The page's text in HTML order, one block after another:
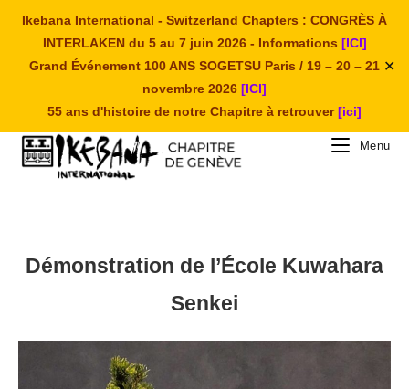
Ikebana International - Switzerland Chapters : CONGRÈS À
INTERLAKEN du 5 au 7 juin 2026 - Informations [ICI]
Grand Événement 100 ANS SOGETSU Paris / 19 – 20 – 21
novembre 2026 [ICI]
55 ans d'histoire de notre Chapitre à retrouver[ici]
✕
Menu
Démonstration de l’École Kuwahara
Senkei